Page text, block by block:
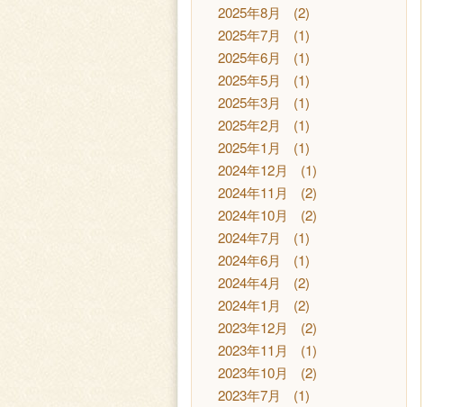
2025年8月
(2)
2025年7月
(1)
2025年6月
(1)
2025年5月
(1)
2025年3月
(1)
2025年2月
(1)
2025年1月
(1)
2024年12月
(1)
2024年11月
(2)
2024年10月
(2)
2024年7月
(1)
2024年6月
(1)
2024年4月
(2)
2024年1月
(2)
2023年12月
(2)
2023年11月
(1)
2023年10月
(2)
2023年7月
(1)